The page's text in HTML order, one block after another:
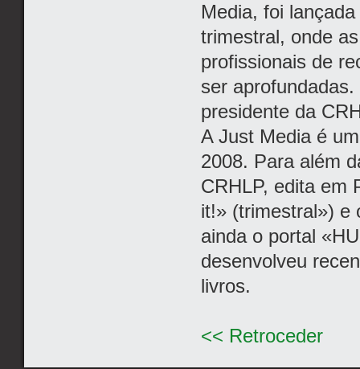
Media, foi
trimestral, onde
profissionais de
ser
presidente da
A Just Media é
2008. Para além
CRHLP, edita em
it!» (trimestral») e
ainda o portal
desenvolveu
livros.
<< Retroceder